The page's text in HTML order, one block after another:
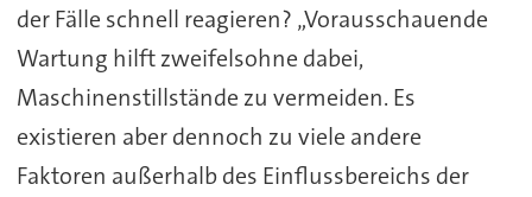
der Fälle schnell reagieren? „Vorausschauende
Wartung hilft zweifelsohne dabei,
Maschinenstillstände zu vermeiden. Es
existieren aber dennoch zu viele andere
Faktoren außerhalb des Einflussbereichs der